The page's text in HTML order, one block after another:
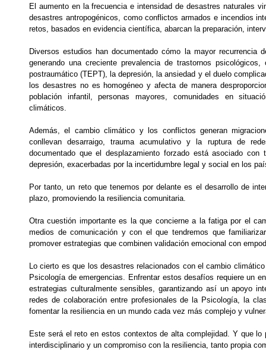
El aumento en la frecuencia e intensidad de desastres naturales
desastres antropogénicos, como conflictos armados e incendios
retos, basados en evidencia científica, abarcan la preparación,
Diversos estudios han documentado cómo la mayor recurrencia
generando una creciente prevalencia de trastornos
postraumático (TEPT), la depresión, la ansiedad y el duelo
los desastres no es homogéneo y afecta de manera
población infantil, personas mayores, comunidades en
climáticos.
Además, el cambio climático y los conflictos generan
conllevan desarraigo, trauma acumulativo y la ruptura de
documentado que el desplazamiento forzado está asociado
depresión, exacerbadas por la incertidumbre legal y social en los
Por tanto, un reto que tenemos por delante es el desarrollo de
plazo, promoviendo la resiliencia comunitaria.
Otra cuestión importante es la que concierne a la fatiga por el
medios de comunicación y con el que tendremos que
promover estrategias que combinen validación emocional con
Lo cierto es que los desastres relacionados con el cambio
Psicología de emergencias. Enfrentar estos desafíos requiere un
estrategias culturalmente sensibles, garantizando así un apoyo
redes de colaboración entre profesionales de la Psicología, la
fomentar la resiliencia en un mundo cada vez más complejo y
Este será el reto en estos contextos de alta complejidad. Y que
interdisciplinario y un compromiso con la resiliencia, tanto propia